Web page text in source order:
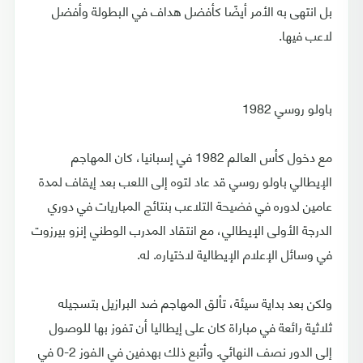
بل انتهى به الأمر أيضًا كأفضل هداف في البطولة وأفضل
لاعب فيها.
باولو روسي 1982
مع دخول كأس العالم 1982 في إسبانيا، كان المهاجم
الإيطالي باولو روسي قد عاد لتوه إلى اللعب بعد إيقاف لمدة
عامين لدوره في فضيحة التلاعب بنتائج المباريات في دوري
الدرجة الأولى الإيطالي، مع انتقاد المدرب الوطني إنزو بيرزوت
في وسائل الإعلام الإيطالية لاختياره. له.
ولكن بعد بداية سيئة، تألق المهاجم ضد البرازيل بتسجيله
ثلاثية رائعة في مباراة كان على إيطاليا أن تفوز بها للوصول
إلى الدور نصف النهائي. وأتبع ذلك بهدفين في الفوز 2-0 في